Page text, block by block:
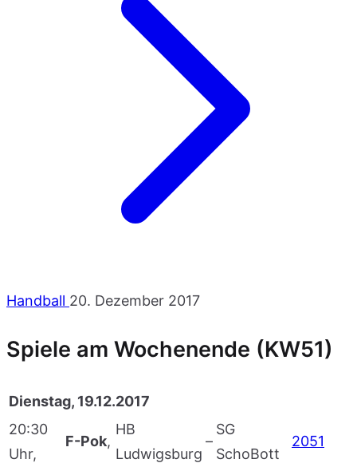
Handball 20. Dezember 2017
Spiele am Wochenende (KW51)
Dienstag, 19.12.2017
20:30
Uhr,
F-Pok,
HB
Ludwigsburg
–
SG
SchoBott
2051